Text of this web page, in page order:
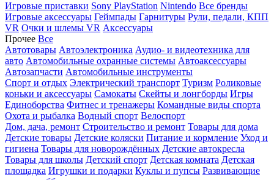
Игровые приставки Sony PlayStation Nintendo Все бренды
Игровые аксессуары Геймпады Гарнитуры Рули, педали, КПП
VR Очки и шлемы VR Аксессуары
Прочее Все
Автотовары Автоэлектроника Аудио- и видеотехника для
авто Автомобильные охранные системы Автоаксессуары
Автозапчасти Автомобильные инструменты
Спорт и отдых Электрический транспорт Туризм Роликовые
коньки и аксессуары Самокаты Скейты и лонгборды Игры
Единоборства Фитнес и тренажеры Командные виды спорта
Охота и рыбалка Водный спорт Велоспорт
Дом, дача, ремонт Строительство и ремонт Товары для дома
Детские товары Детские коляски Питание и кормление Уход и
гигиена Товары для новорождённых Детские автокресла
Товары для школы Детский спорт Детская комната Детская
площадка Игрушки и подарки Куклы и пупсы Развивающие